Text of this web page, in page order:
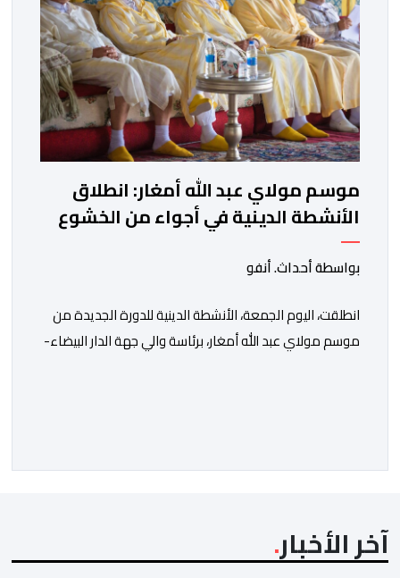
موسم مولاي عبد الله أمغار: انطلاق
الأنشطة الدينية في أجواء من الخشوع
الروحي
بواسطة أحداث. أنفو
انطلقت، اليوم الجمعة، الأنشطة الدينية للدورة الجديدة من
موسم مولاي عبد الله أمغار، برئاسة والي جهة الدار البيضاء-
الرسمية، حيث أُلقيت كلمات كل من رئيس المجلس […]
آخر الأخبار